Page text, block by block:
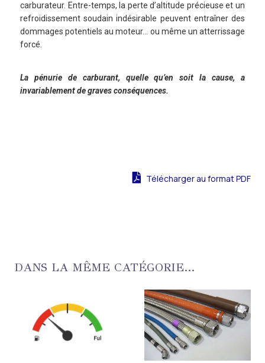
carburateur. Entre-temps, la perte d’altitude précieuse et un
refroidissement soudain indésirable peuvent entraîner des
dommages potentiels au moteur… ou même un atterrissage
forcé.
La pénurie de carburant, quelle qu’en soit la cause, a
invariablement de graves conséquences.
Télécharger au format PDF
DANS LA MÊME CATÉGORIE...